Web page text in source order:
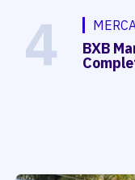
4 BXB